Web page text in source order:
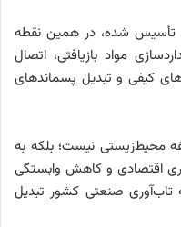
تأسیس شده، در همین نقطه
مواد بازیافتی، اتصال
کیفی و تبدیل پسماندهای
محیط‌زیستی نیست؛ بلکه به
اقتصادی و کاهش وابستگی
تاب‌آوری صنعتی کشور تبدیل